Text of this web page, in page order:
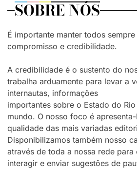
SOBRE NÓS
É importante manter todos
compromisso e credibilidade.
A credibilidade é o sustento do
trabalha arduamente para levar a
internautas, informações
importantes sobre o Estado do
mundo. O nosso foco é
qualidade das mais variadas
Disponibilizamos também nosso
através de toda a nossa rede para
interagir e enviar sugestões de